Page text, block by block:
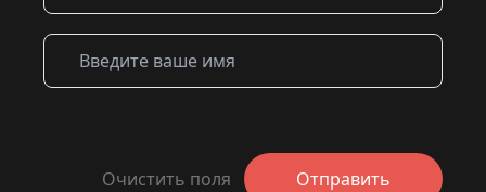
Очистить поля Отправить